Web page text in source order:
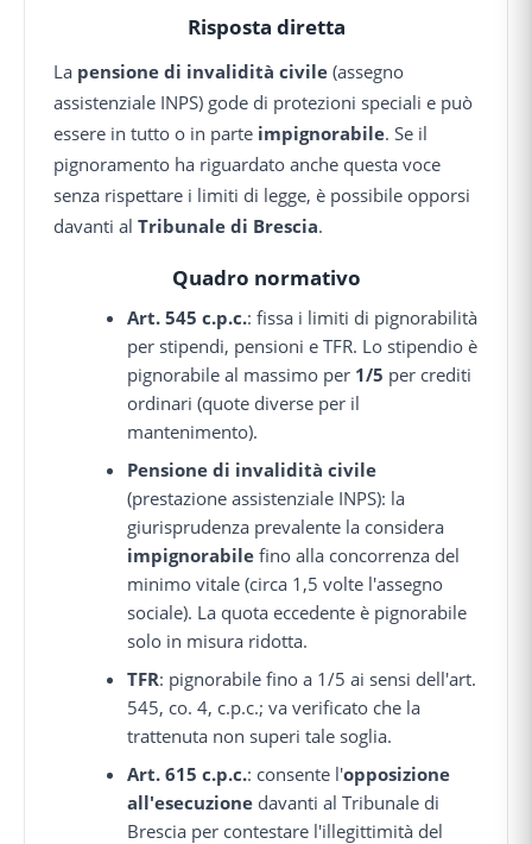
Risposta diretta
La pensione di invalidità civile (assegno
assistenziale INPS) gode di protezioni speciali e può
essere in tutto o in parte impignorabile. Se il
pignoramento ha riguardato anche questa voce
senza rispettare i limiti di legge, è possibile opporsi
davanti al Tribunale di Brescia.
Quadro normativo
Art. 545 c.p.c.: fissa i limiti di pignorabilità
per stipendi, pensioni e TFR. Lo stipendio è
pignorabile al massimo per 1/5 per crediti
ordinari (quote diverse per il
mantenimento).
Pensione di invalidità civile
(prestazione assistenziale INPS): la
giurisprudenza prevalente la considera
impignorabile fino alla concorrenza del
minimo vitale (circa 1,5 volte l'assegno
sociale). La quota eccedente è pignorabile
solo in misura ridotta.
TFR: pignorabile fino a 1/5 ai sensi dell'art.
545, co. 4, c.p.c.; va verificato che la
trattenuta non superi tale soglia.
Art. 615 c.p.c.: consente l'opposizione
all'esecuzione davanti al Tribunale di
Brescia per contestare l'illegittimità del